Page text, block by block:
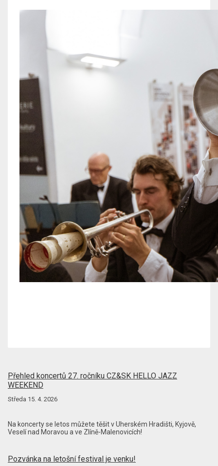
Přehled koncertů 27. ročníku CZ&SK HELLO JAZZ
WEEKEND
Středa 15. 4. 2026
Na koncerty se letos můžete těšit v Uherském Hradišti, Kyjově,
Veselí nad Moravou a ve Zlíně-Malenovicích!
Pozvánka na letošní festival je venku!